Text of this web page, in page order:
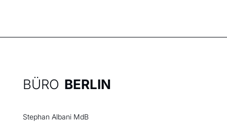
BÜRO BERLIN
Stephan Albani MdB